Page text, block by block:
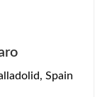
Spain